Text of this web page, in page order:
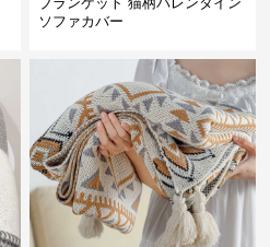
ソファカバー